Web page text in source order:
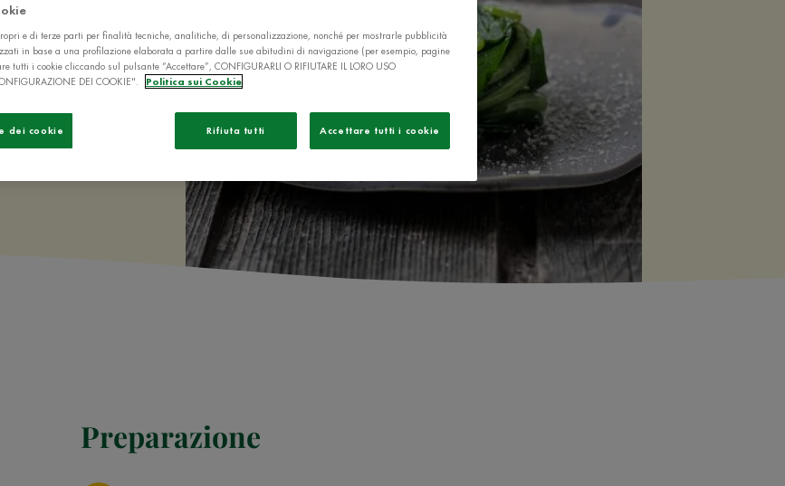
Preparazione
e di terze parti per finalità tecniche, analitiche, di personalizzazione, nonché per mostrarle pubblicità
in base a una profilazione elaborata a partire dalle sue abitudini di navigazione (per esempio, pagine
tutti i cookie cliccando sul pulsante “Accettare”, CONFIGURARLI O RIFIUTARE IL LORO USO
DEI COOKIE".
Politica sui Cookie
Rifiuta tutti Accettare tutti i cookie
dei cookie